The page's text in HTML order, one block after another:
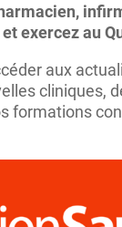
exercez au
aux
cliniques,
formations